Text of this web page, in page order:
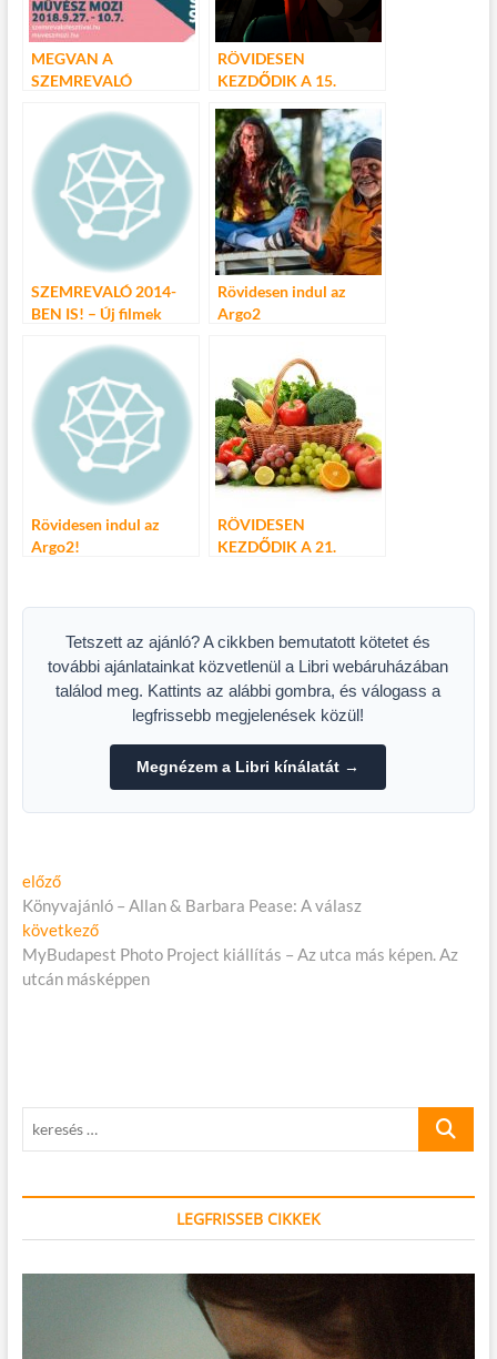
MEGVAN A
SZEMREVALÓ
PROGRAMJA
RÖVIDESEN
KEZDŐDIK A 15.
NEMZETKÖZI
ANIMÁCIÓS
FILMFESZTIVÁL
SZEMREVALÓ 2014-
BEN IS! – Új filmek
Németországból
Rövidesen indul az
Argo2
Rövidesen indul az
Argo2!
RÖVIDESEN
KEZDŐDIK A 21.
Tetszett az ajánló? A cikkben bemutatott kötetet és
további ajánlatainkat közvetlenül a Libri webáruházában
találod meg. Kattints az alábbi gombra, és válogass a
legfrissebb megjelenések közül!
Megnézem a Libri kínálatát →
Bejegyzés
navigáció
előzőElőző
cikk:
Könyvajánló – Allan & Barbara Pease: A válasz
következőKövetkező
cikk:
MyBudapest Photo Project kiállítás – Az utca más képen. Az
utcán másképpen
keresés
LEGFRISSEB CIKKEK